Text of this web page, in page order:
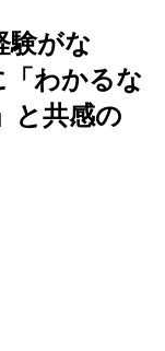
験がな
「わかるな
と共感の